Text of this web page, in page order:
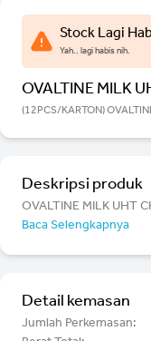
Stock Lagi
Yah.. lagi habis nih.
OVALTINE MILK
(12PCS/KARTON)
Deskripsi produk
OVALTINE MILK UHT
Baca Selengkapnya
Detail kemasan
Jumlah Perkemasan: